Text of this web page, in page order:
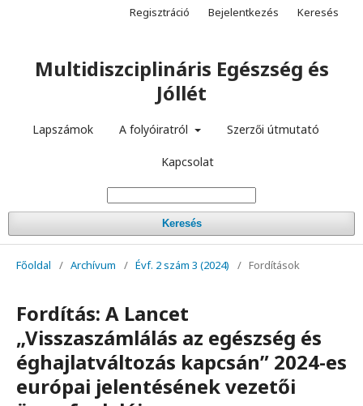
Multidiszciplináris Egészség és
Jóllét
Lapszámok A folyóiratról Szerzői útmutató
Kapcsolat
Keresés
Regisztráció Bejelentkezés Keresés
Főoldal / Archívum / Évf. 2 szám 3 (2024) / Fordítások
Fordítás: A Lancet
„Visszaszámlálás az egészség és
éghajlatváltozás kapcsán” 2024-es
európai jelentésének vezetői